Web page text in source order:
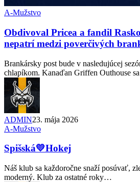
A-Mužstvo
Obdivoval Pricea a fandil
nepatrí medzi poverčivých
Brankársky post bude v nasledujúcej
chlapíkom. Kanaďan Griffen Outhouse
ADMIN23. mája 2026
A-Mužstvo
Spišská💛Hokej
Náš klub sa každoročne snaží posúvať,
moderný. Klub za ostatné roky…